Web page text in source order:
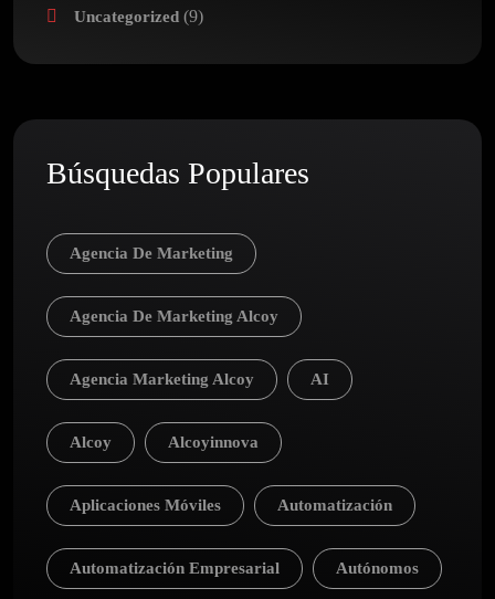
Uncategorized (9)
Búsquedas Populares
Agencia De Marketing
Agencia De Marketing Alcoy
Agencia Marketing Alcoy AI
Alcoy Alcoyinnova
Aplicaciones Móviles Automatización
Automatización Empresarial Autónomos